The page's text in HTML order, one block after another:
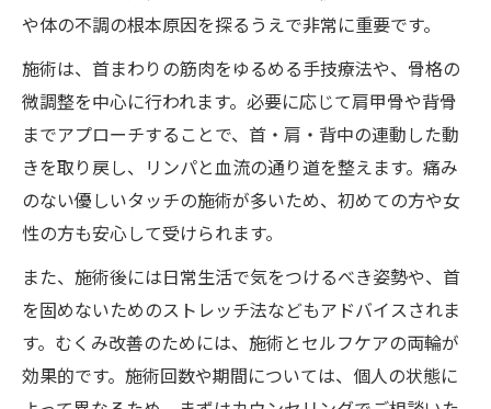
や体の不調の根本原因を探るうえで非常に重要です。
施術は、首まわりの筋肉をゆるめる手技療法や、骨格の
微調整を中心に行われます。必要に応じて肩甲骨や背骨
までアプローチすることで、首・肩・背中の連動した動
きを取り戻し、リンパと血流の通り道を整えます。痛み
のない優しいタッチの施術が多いため、初めての方や女
性の方も安心して受けられます。
また、施術後には日常生活で気をつけるべき姿勢や、首
を固めないためのストレッチ法などもアドバイスされま
す。むくみ改善のためには、施術とセルフケアの両輪が
効果的です。施術回数や期間については、個人の状態に